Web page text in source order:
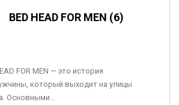
BED HEAD FOR MEN (6)
FOR MEN — это история
который выходит на улицы
Основными...